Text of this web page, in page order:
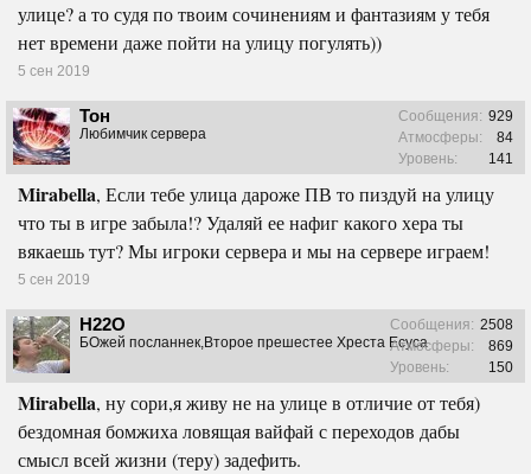
улице? а то судя по твоим сочинениям и фантазиям у тебя
нет времени даже пойти на улицу погулять))
5 сен 2019
Тон
Любимчик сервера
Сообщения: 929
Атмосферы:
84
Уровень:
141
Mirabella, Если тебе улица дароже ПВ то пиздуй на улицу
что ты в игре забыла!? Удаляй ее нафиг какого хера ты
вякаешь тут? Мы игроки сервера и мы на сервере играем!
5 сен 2019
H22O
БОжей посланнек,Второе прешестее Хреста Есуса
Сообщения: 2508
Атмосферы:
869
Уровень:
150
Mirabella, ну сори,я живу не на улице в отличие от тебя)
бездомная бомжиха ловящая вайфай с переходов дабы
смысл всей жизни (теру) задефить.